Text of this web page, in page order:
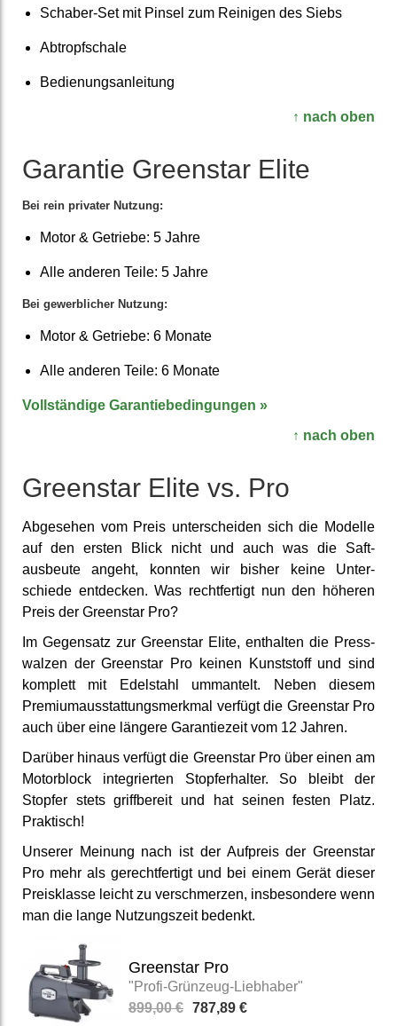
Schaber-Set mit Pinsel zum Reinigen des Siebs
Abtropf­schale
Bedienungs­anleitung
↑ nach oben
Garantie Greenstar Elite
Bei rein privater Nutzung:
Motor & Getriebe: 5 Jahre
Alle anderen Teile: 5 Jahre
Bei gewerb­licher Nutzung:
Motor & Getriebe: 6 Monate
Alle anderen Teile: 6 Monate
Vollständige Garantie­bedingungen »
↑ nach oben
Greenstar Elite vs. Pro
Abgesehen vom Preis unter­scheiden sich die Modelle
auf den ersten Blick nicht und auch was die Saft­
ausbeute angeht, konnten wir bisher keine Unter­
schiede entdecken. Was recht­fertigt nun den höheren
Preis der Greenstar Pro?
Im Gegensatz zur Greenstar Elite, enthalten die Press­
walzen der Greenstar Pro keinen Kunst­stoff und sind
komplett mit Edelstahl ummantelt. Neben diesem
Premium­aus­stattungs­merkmal verfügt die Greenstar Pro
auch über eine längere Garantie­zeit vom 12 Jahren.
Darüber hinaus verfügt die Greenstar Pro über einen am
Motor­block inte­grierten Stopfer­halter. So bleibt der
Stopfer stets griff­bereit und hat seinen festen Platz.
Praktisch!
Unserer Meinung nach ist der Aufpreis der Greenstar
Pro mehr als gerecht­fertigt und bei einem Gerät dieser
Preis­klasse leicht zu ver­schmerzen, ins­besondere wenn
man die lange Nutzungs­zeit bedenkt.
Greenstar Pro
"Profi-Grünzeug-Liebhaber"
899,00 € 787,89 €